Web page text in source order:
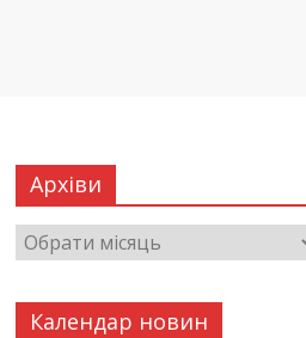
Архіви
Календар новин